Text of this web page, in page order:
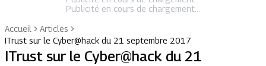
Publicité en cours de chargement...
Accueil
Articles
ITrust sur le Cyber@hack du 21 septembre 2017
ITrust sur le Cyber@hack du 21